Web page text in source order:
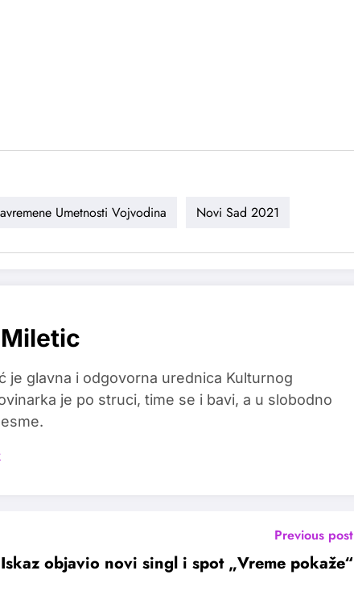
Umetnosti Vojvodina Novi Sad 2021
je glavna i odgovorna urednica Kulturnog
je po struci, time se i bavi, a u slobodno
Previous post
Iskaz objavio novi singl i spot „Vreme pokaže“